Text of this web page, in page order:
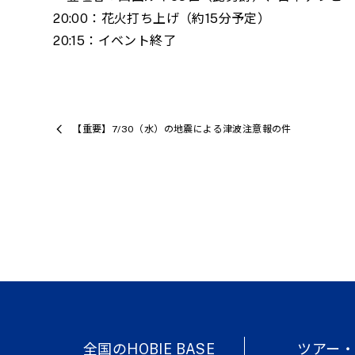
20:00：花火打ち上げ（約15分予定）
20:15：イベント終了
【重要】7/30（水）の地震による津波注意報の件
全国のHOBIE BASE ツアー